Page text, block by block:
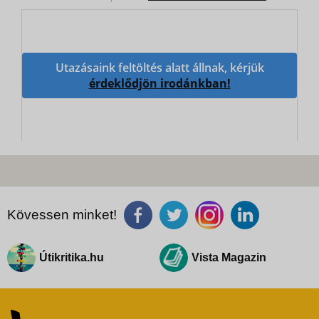
Utazásaink feltöltés alatt állnak, kérjük
érdeklődjön irodánkban!
Kövessen minket!
Útikritika.hu Vista Magazin